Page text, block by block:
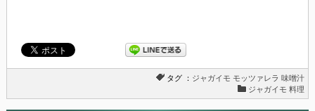
タグ ： ジャガイモ モッツァレラ 味噌汁
ジャガイモ 料理